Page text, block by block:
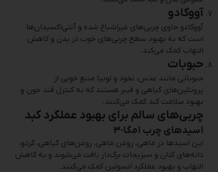
آووکادو
آووکادو حاوی چربی‌های غیراشباع شده و آنتی‌اکسیدان‌ها
است که به بهبود سطح چربی‌های خوب در بدن و کاهش
التهاب کمک می‌کند.
حبوبات
حبوباتی مانند عدس، نخود و لوبیا منبع خوبی از
پروتئین‌های گیاهی و فیبر هستند که به کنترل قند خون و
بهبود سلامت کبد کمک می‌کنند.
چربی‌های سالم برای بهبود عملکرد کبد
اسیدهای چرب امگا-3
این اسیدها در ماهی، روغن ماهی، روغن‌های گیاهی، گردو،
دانه‌های کتان و سبزیجات برگ‌دار یافت می‌شوند و به کاهش
التهاب و بهبود عملکرد انسولین کمک می‌کنند.